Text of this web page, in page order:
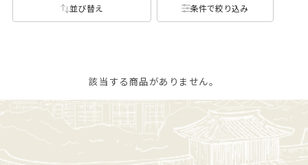
並び替え 条件で絞り込み
該当する商品がありません。